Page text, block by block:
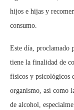
hijos e hijas y
consumo.
Este día, proclamado
tiene la finalidad de
físicos y psicológicos
organismo, así como
de alcohol,